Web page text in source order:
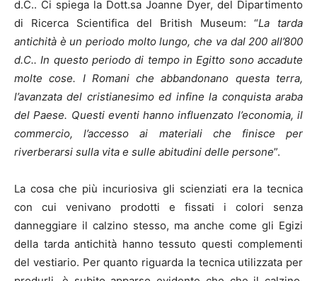
d.C.. Ci spiega la Dott.sa Joanne Dyer, del Dipartimento
di Ricerca Scientifica del British Museum: “La tarda
antichità è un periodo molto lungo, che va dal 200 all’800
d.C.. In questo periodo di tempo in Egitto sono accadute
molte cose. I Romani che abbandonano questa terra,
l’avanzata del cristianesimo ed infine la conquista araba
del Paese. Questi eventi hanno influenzato l’economia, il
commercio, l’accesso ai materiali che finisce per
riverberarsi sulla vita e sulle abitudini delle persone”.
La cosa che più incuriosiva gli scienziati era la tecnica
con cui venivano prodotti e fissati i colori senza
danneggiare il calzino stesso, ma anche come gli Egizi
della tarda antichità hanno tessuto questi complementi
del vestiario. Per quanto riguarda la tecnica utilizzata per